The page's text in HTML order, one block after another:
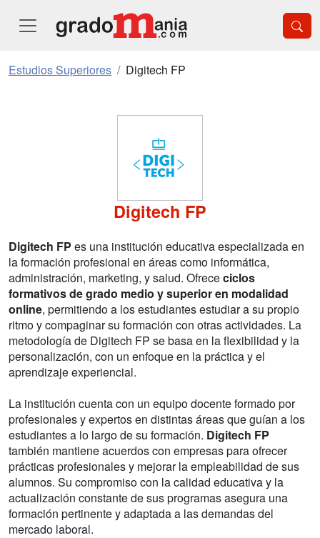
Estudios Superiores Digitech FP
Digitech FP
Digitech FP es una institución educativa especializada en
la formación profesional en áreas como informática,
administración, marketing, y salud. Ofrececiclos
formativos de grado medio y superior en modalidad
online, permitiendo a los estudiantes estudiar a su propio
ritmo y compaginar su formación con otras actividades. La
metodología de Digitech FP se basa en la flexibilidad y la
personalización, con un enfoque en la práctica y el
aprendizaje experiencial.
La institución cuenta con un equipo docente formado por
profesionales y expertos en distintas áreas que guían a los
estudiantes a lo largo de su formación. Digitech FP
también mantiene acuerdos con empresas para ofrecer
prácticas profesionales y mejorar la empleabilidad de sus
alumnos. Su compromiso con la calidad educativa y la
actualización constante de sus programas asegura una
formación pertinente y adaptada a las demandas del
mercado laboral.